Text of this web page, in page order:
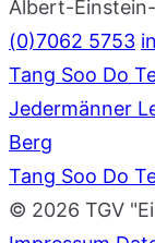
Albert-
(0)7062 5753
Tang Soo Do
Jedermänner
Berg
Tang Soo Do
© 2026 TGV